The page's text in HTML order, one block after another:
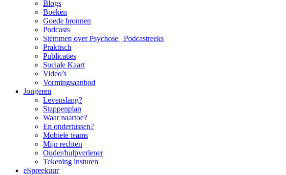
Blogs
Boeken
Goede bronnen
Podcasts
Stemmen over Psychose | Podcastreeks
Praktisch
Publicaties
Sociale Kaart
Video’s
Vormingsaanbod
Jongeren
Levenslang?
Stappenplan
Waar naartoe?
En ondertussen?
Mobiele teams
Mijn rechten
Ouder/hulpverlener
Tekening insturen
eSpreekuur